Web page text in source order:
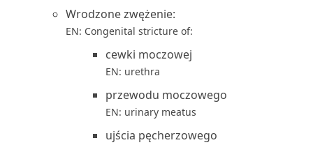
Wrodzone zwężenie:
EN: Congenital stricture of:
cewki moczowej
EN: urethra
przewodu moczowego
EN: urinary meatus
ujścia pęcherzowego